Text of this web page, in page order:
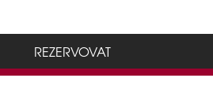
REZERVOVAT